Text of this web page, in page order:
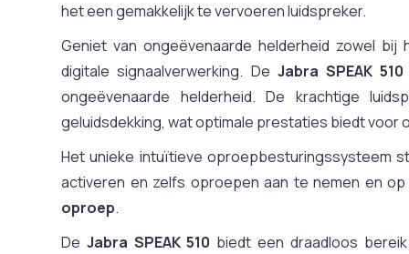
het een gemakkelijk te vervoeren luidspreker.
Geniet van ongeëvenaarde helderheid zowel
digitale signaalverwerking. De Jabra SPEAK 510
ongeëvenaarde helderheid. De krachtige
geluidsdekking, wat optimale prestaties biedt voor
Het unieke intuïtieve oproepbesturingssysteem
activeren en zelfs oproepen aan te nemen en
oproep.
De Jabra SPEAK 510 biedt een draadloos